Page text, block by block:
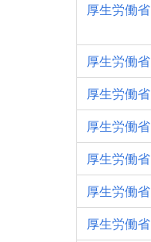
厚生労働省
厚生労働省
厚生労働省
厚生労働省
厚生労働省
厚生労働省
厚生労働省